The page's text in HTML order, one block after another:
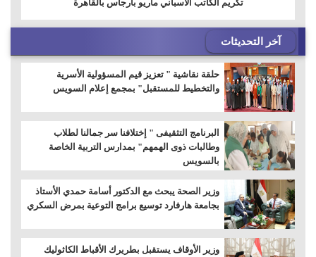
تكريم الكاتب الاسباني ماريو بارجاس بالقاهرة
آخر التحديثات
حلقة نقاشية " تعزيز قيم المسؤولية الأسرية
والتخطيط للمستقبل" بمجمع إعلام السويس
البرنامج التثقيفى " إختلافنا سر جمالنا لطلاب
وطالبات ذوى الهمهم" بمدارس التربية الخاصة
بالسويس
وزير الصحة يبحث مع الدكتور أسامة حمدي الأستاذ
بجامعة هارفارد توسيع برامج التوعية بمرض السكري
وزير الأوقاف يستقبل بطريرك الأقباط الكاثوليك